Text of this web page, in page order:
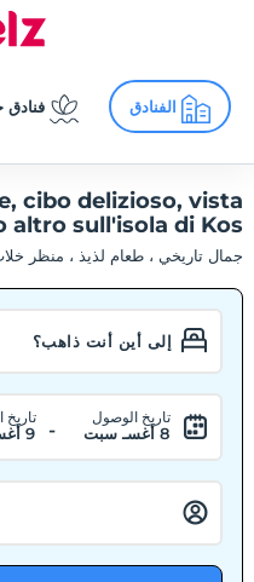
الفنادق فنادق
cibo delizioso, vista
sull'isola di Kos!
جمال تاريخي ، طعام لذيذ ، منظر
تاريخ الوصول
8 أغسـ سبت -
تاريخ
9 أغسـ أحد